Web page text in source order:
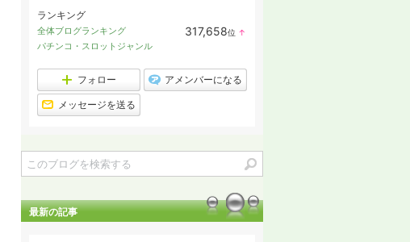
ランキング
全体ブログランキング 317,658位 ↑
パチンコ・スロットジャンル
フォロー アメンバーになる
メッセージを送る
最新の記事